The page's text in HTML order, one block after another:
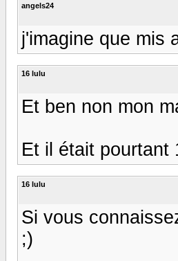
angels24
j'imagine que mis
16 lulu
Et ben non mon
Et il était pourtant
16 lulu
Si vous
;)